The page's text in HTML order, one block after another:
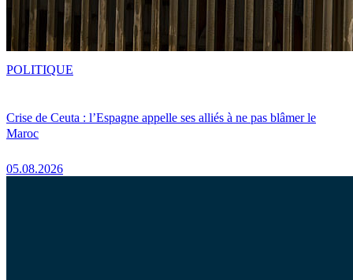
Crise de Ceuta : l’Espagne appelle ses alliés à ne pas blâmer le
Maroc
05.08.2026
POLITIQUE